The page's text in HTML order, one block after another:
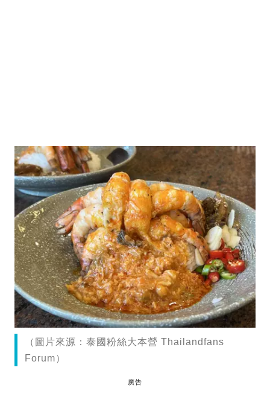
（圖片來源：泰國粉絲大本營 Thailandfans
Forum）
廣告